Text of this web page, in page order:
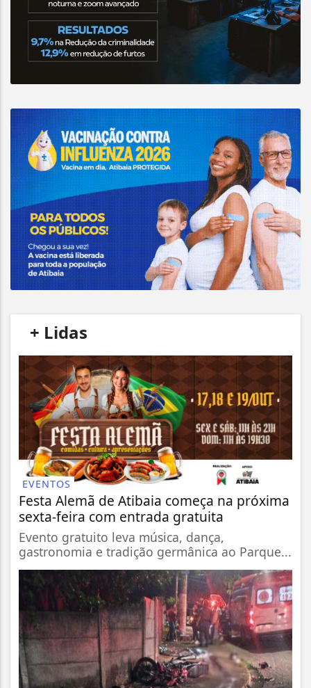
+ Lidas
EVENTOS
Festa Alemã de Atibaia começa na próxima
sexta-feira com entrada gratuita
Evento gratuito leva música, dança,
gastronomia e tradição germânica ao Parque...